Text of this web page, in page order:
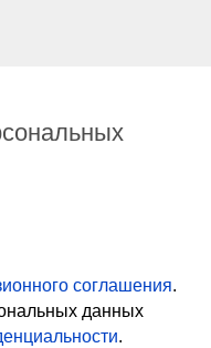
соглашения.
данных
.